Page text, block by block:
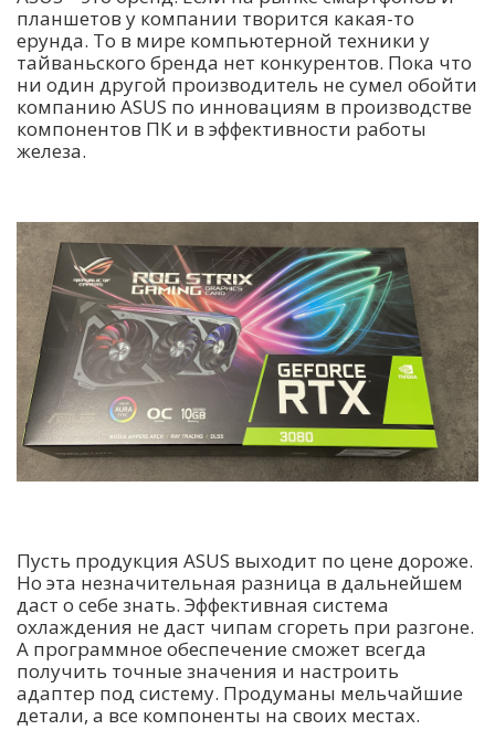
планшетов у компании творится какая-то
ерунда. То в мире компьютерной техники у
тайваньского бренда нет конкурентов. Пока что
ни один другой производитель не сумел обойти
компанию ASUS по инновациям в производстве
компонентов ПК и в эффективности работы
железа.
Пусть продукция ASUS выходит по цене дороже.
Но эта незначительная разница в дальнейшем
даст о себе знать. Эффективная система
охлаждения не даст чипам сгореть при разгоне.
А программное обеспечение сможет всегда
получить точные значения и настроить
адаптер под систему. Продуманы мельчайшие
детали, а все компоненты на своих местах.